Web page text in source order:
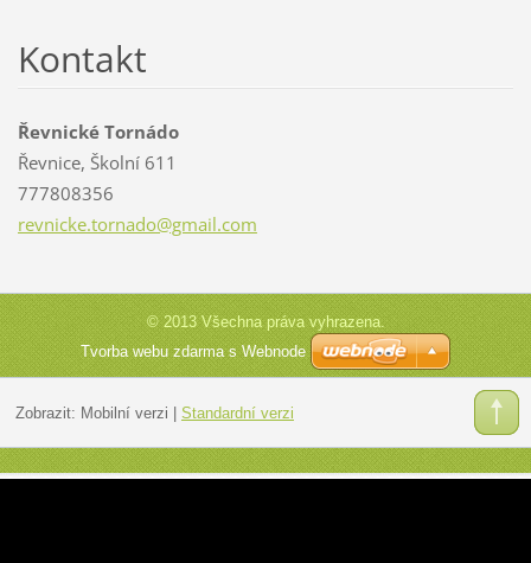
Kontakt
Řevnické Tornádo
Řevnice, Školní 611
777808356
revnicke.tornado@gmail.com
© 2013 Všechna práva vyhrazena.
Tvorba webu zdarma s Webnode
Zobrazit: Mobilní verzi Standardní verzi